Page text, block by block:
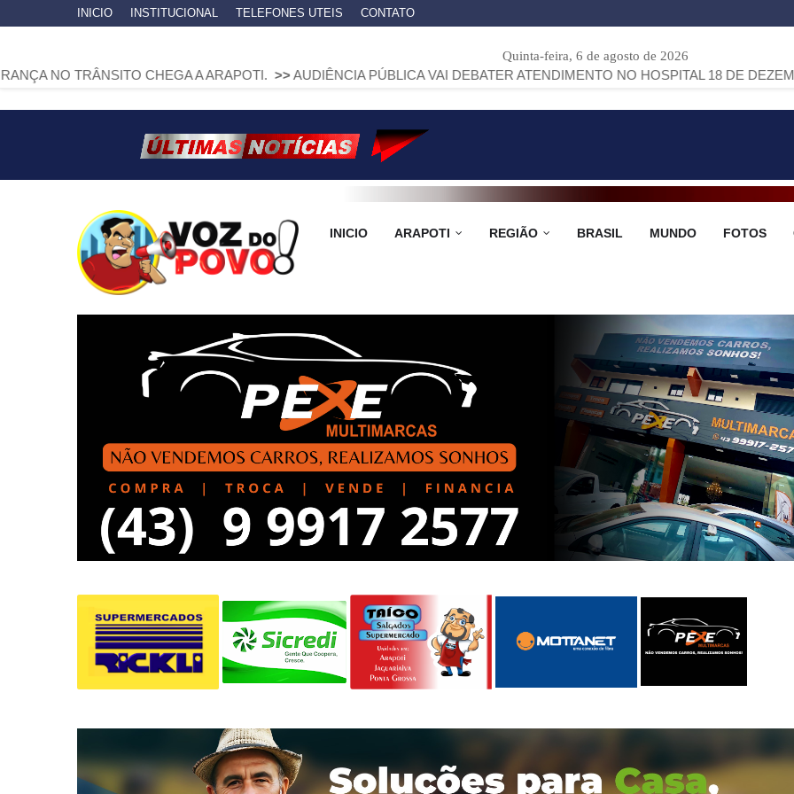
INICIO INSTITUCIONAL TELEFONES UTEIS CONTATO
Quinta-feira, 6 de agosto de 2026
CHEGA A ARAPOTI. >>AUDIÊNCIA PÚBLICA VAI DEBATER ATENDIMENTO NO HOSPITAL 18 DE DEZEMBRO,
INICIO ARAPOTI REGIÃO BRASIL MUNDO FOTOS